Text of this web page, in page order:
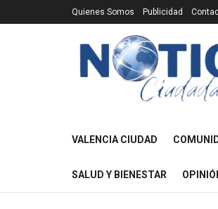
Quienes Somos Publicidad
VALENCIA CIUDAD
SALUD Y BIENESTAR